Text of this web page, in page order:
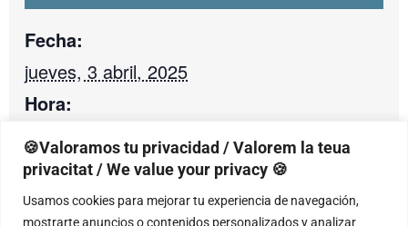
🍪Valoramos tu privacidad / Valorem la teua
privacitat / We value your privacy 🍪
Usamos cookies para mejorar tu experiencia de navegación,
mostrarte anuncios o contenidos personalizados y analizar
Fecha:
jueves, 3 abril, 2025
Hora:
18:00 - 19:30
Categoría de Evento:
Conciertos val